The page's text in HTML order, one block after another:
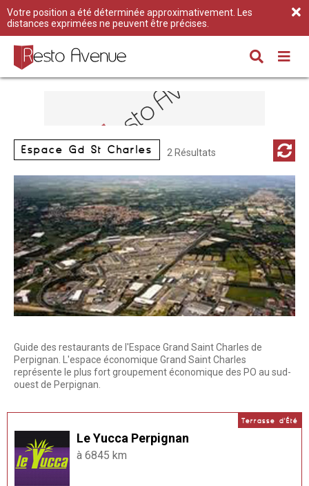
Votre position a été déterminée approximativement. Les
distances exprimées ne peuvent être précises.
Espace Gd St Charles 2 Résultats
Guide des restaurants de l'Espace Grand Saint Charles de
Perpignan. L'espace économique Grand Saint Charles
représente le plus fort groupement économique des PO au sud-
ouest de Perpignan.
Terrasse d'Été
Le Yucca Perpignan
à 6845 km